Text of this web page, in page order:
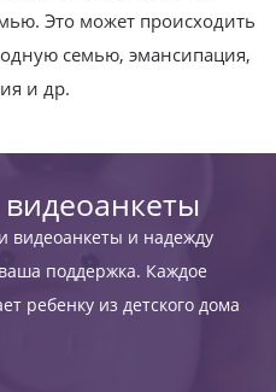
Это может происходить
семью, эмансипация,
и др.
видеоанкеты и надежду
поддержка. Каждое
ребенку из детского дома